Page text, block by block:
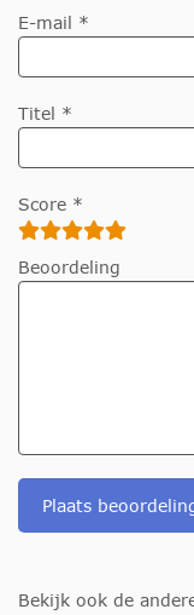
E-mail *
Titel *
Score *
Beoordeling
Plaats
Bekijk ook de